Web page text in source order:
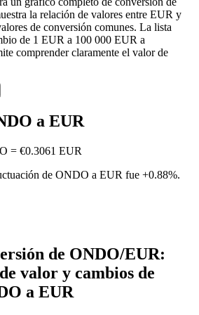
la relación de valores entre EUR y
de conversión comunes. La lista
de 1 EUR a 100 000 EUR a
comprender claramente el valor de
a EUR
= €0.3061 EUR
de ONDO a EUR fue +0.88%.
de ONDO/EUR:
valor y cambios de
a EUR